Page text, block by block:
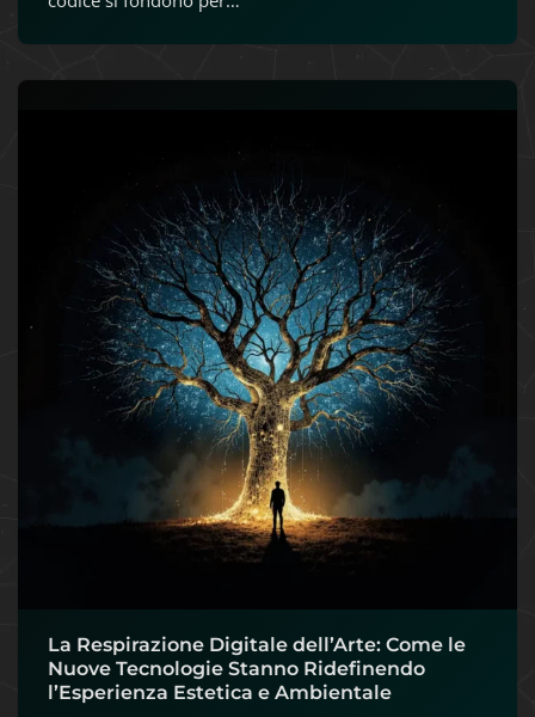
La Respirazione Digitale dell’Arte: Come le
Nuove Tecnologie Stanno Ridefinendo
l’Esperienza Estetica e Ambientale